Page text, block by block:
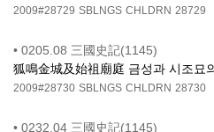
2009#28729 SBLNGS CHLDRN 28729
• 0205.08 三國史記(1145)
狐鳴金城及始祖廟庭 금성과 시조묘
2009#28730 SBLNGS CHLDRN 28730
• 0232.04 三國史記(1145)